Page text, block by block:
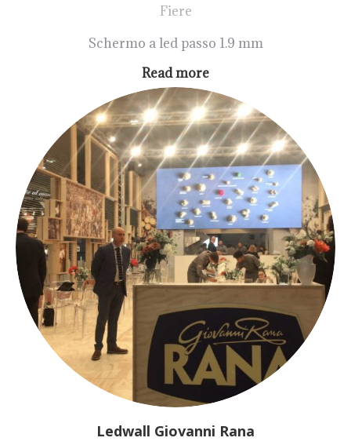
Fiere
Schermo a led passo 1.9 mm
Read more
Ledwall Giovanni Rana